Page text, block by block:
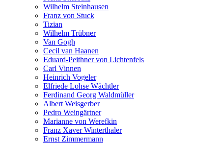
Wilhelm Steinhausen
Franz von Stuck
Tizian
Wilhelm Trübner
Van Gogh
Cecil van Haanen
Eduard-Peithner von Lichtenfels
Carl Vinnen
Heinrich Vogeler
Elfriede Lohse Wächtler
Ferdinand Georg Waldmüller
Albert Weisgerber
Pedro Weingärtner
Marianne von Werefkin
Franz Xaver Winterthaler
Ernst Zimmermann